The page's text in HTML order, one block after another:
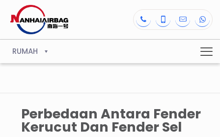
RUMAH
Perbedaan Antara Fender
Kerucut Dan Fender Sel